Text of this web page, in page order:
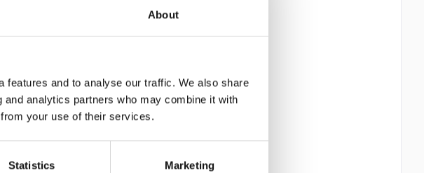
About
features and to analyse our traffic. We also share
analytics partners who may combine it with
your use of their services.
Statistics Marketing